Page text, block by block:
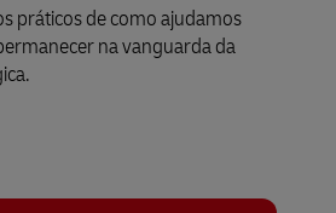
práticos de como ajudamos
na vanguarda da